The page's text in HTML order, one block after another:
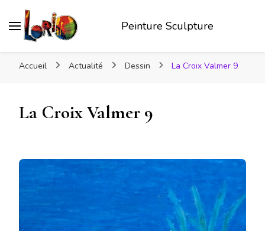
Peinture Sculpture
Accueil Actualité Dessin La Croix Valmer 9
La Croix Valmer 9